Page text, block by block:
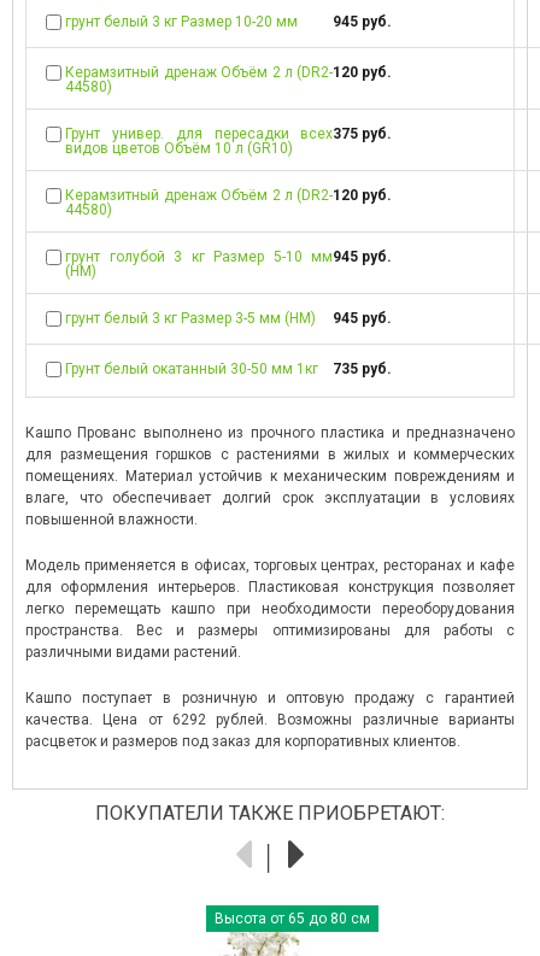
грунт белый 3 кг Размер 10-20 мм 945 руб.
Керамзитный дренаж Объём 2 л (DR2-
44580)
120 руб.
Грунт универ. для пересадки всех
видов цветов Объём 10 л (GR10)
375 руб.
Керамзитный дренаж Объём 2 л (DR2-
44580)
120 руб.
грунт голубой 3 кг Размер 5-10 мм
(НМ)
945 руб.
грунт белый 3 кг Размер 3-5 мм (НМ) 945 руб.
Грунт белый окатанный 30-50 мм 1кг 735 руб.
Кашпо Прованс выполнено из прочного пластика и предназначено
для размещения горшков с растениями в жилых и коммерческих
помещениях. Материал устойчив к механическим повреждениям и
влаге, что обеспечивает долгий срок эксплуатации в условиях
повышенной влажности.
Модель применяется в офисах, торговых центрах, ресторанах и кафе
для оформления интерьеров. Пластиковая конструкция позволяет
легко перемещать кашпо при необходимости переоборудования
пространства. Вес и размеры оптимизированы для работы с
различными видами растений.
Кашпо поступает в розничную и оптовую продажу с гарантией
качества. Цена от 6292 рублей. Возможны различные варианты
расцветок и размеров под заказ для корпоративных клиентов.
ПОКУПАТЕЛИ ТАКЖЕ ПРИОБРЕТАЮТ:
Высота от 65 до 80 см